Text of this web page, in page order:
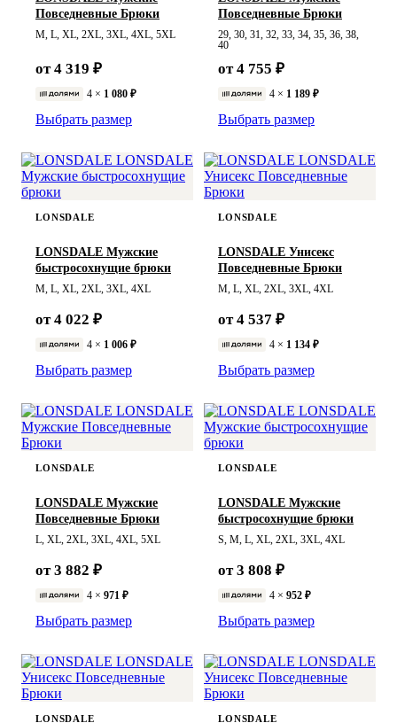
Повседневные Брюки
M, L, XL, 2XL, 3XL, 4XL, 5XL
от 4 319 ₽
4 × 1 080 ₽
Выбрать размер
Повседневные Брюки
29, 30, 31, 32, 33, 34, 35, 36, 38,
40
от 4 755 ₽
4 × 1 189 ₽
Выбрать размер
LONSDALE
LONSDALE Мужские
быстросохнущие брюки
M, L, XL, 2XL, 3XL, 4XL
от 4 022 ₽
4 × 1 006 ₽
Выбрать размер
LONSDALE
LONSDALE Унисекс
Повседневные Брюки
M, L, XL, 2XL, 3XL, 4XL
от 4 537 ₽
4 × 1 134 ₽
Выбрать размер
LONSDALE
LONSDALE Мужские
Повседневные Брюки
L, XL, 2XL, 3XL, 4XL, 5XL
от 3 882 ₽
4 × 971 ₽
Выбрать размер
LONSDALE
LONSDALE Мужские
быстросохнущие брюки
S, M, L, XL, 2XL, 3XL, 4XL
от 3 808 ₽
4 × 952 ₽
Выбрать размер
LONSDALE LONSDALE